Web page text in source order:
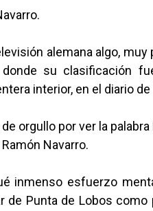
alemana algo,
donde su clasificación
interior, en el diario
orgullo por ver la
Navarro.
inmenso esfuerzo
de Punta de Lobos